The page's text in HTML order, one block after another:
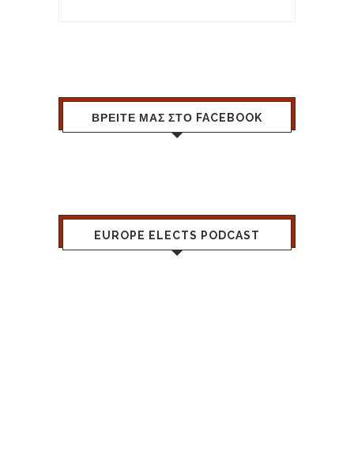
ΒΡΕΙΤΕ ΜΑΣ ΣΤΟ FACEBOOK
EUROPE ELECTS PODCAST